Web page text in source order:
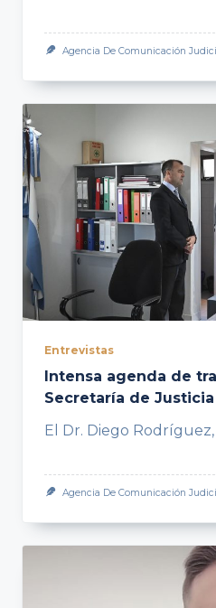
Agencia De Comunicación
Entrevistas
Intensa agenda de
Secretaría de
El Dr. Diego
Agencia De Comunicación